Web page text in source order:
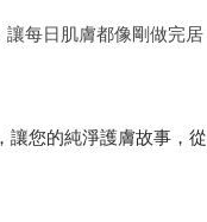
每日肌膚都像剛做完居
讓您的純淨護膚故事，從